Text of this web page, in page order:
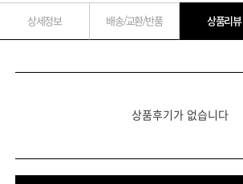
상세정보 배송/교환/반품 상품리뷰
상품후기가 없습니다